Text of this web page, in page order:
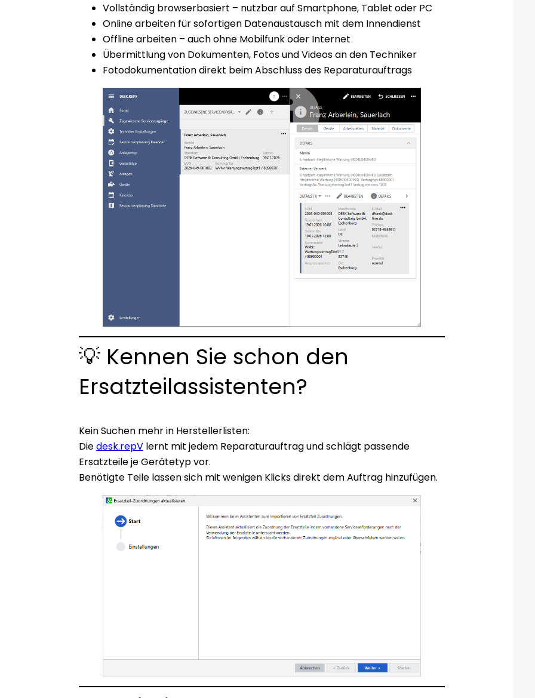
Vollständig browserbasiert – nutzbar auf Smartphone, Tablet oder PC
Online arbeiten für sofortigen Datenaustausch mit dem Innendienst
Offline arbeiten – auch ohne Mobilfunk oder Internet
Übermittlung von Dokumenten, Fotos und Videos an den Techniker
Fotodokumentation direkt beim Abschluss des Reparaturauftrags
💡 Kennen Sie schon den
Ersatzteilassistenten?
Kein Suchen mehr in Herstellerlisten:
Diedesk.repV lernt mit jedem Reparaturauftrag und schlägt passende
Ersatzteile je Gerätetyp vor.
Benötigte Teile lassen sich mit wenigen Klicks direkt dem Auftrag hinzufügen.